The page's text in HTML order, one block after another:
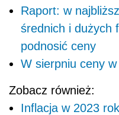
Raport: w
średnich i dużych
podnosić ceny
W sierpniu ceny
Zobacz również:
Inflacja w 2023